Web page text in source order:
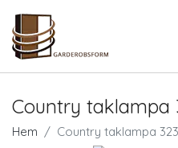
Country taklampa
Hem Country taklampa